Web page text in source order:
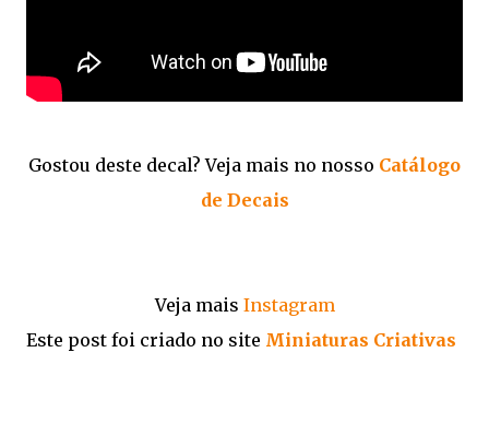
Gostou deste decal? Veja mais no nosso Catálogo
de Decais
Veja mais Instagram
Este post foi criado no site Miniaturas Criativas